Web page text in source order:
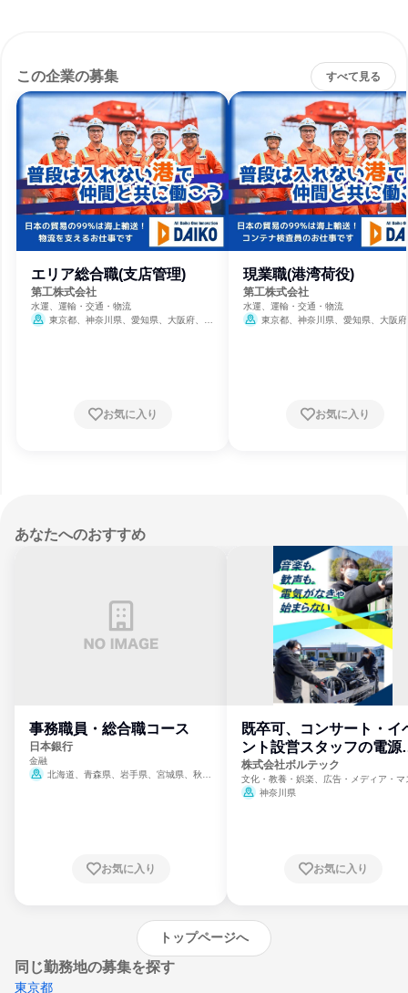
この企業の募集 すべて見る
エリア総合職(支店管理)
第工株式会社
水運、運輸・交通・物流
東京都、神奈川県、愛知県、大阪府、兵
お気に入り
現業職(港湾荷役)
第工株式会社
水運、運輸・交通・物流
東京都、神奈川県、愛知県、大阪
お気に入り
あなたへのおすすめ
事務職員・総合職コース
日本銀行
金融
北海道、青森県、岩手県、宮城県、秋田
崎県、熊本県、大分県、宮崎県、鹿児島県、
お気に入り
既卒可、コンサート・イ
ント設営スタッフの電源
門
株式会社ボルテック
文化・教養・娯楽、広告・メディア・マ
ミ、電力・ガス・水道・エネルギー
神奈川県
お気に入り
トップページへ
同じ勤務地の募集を探す
東京都